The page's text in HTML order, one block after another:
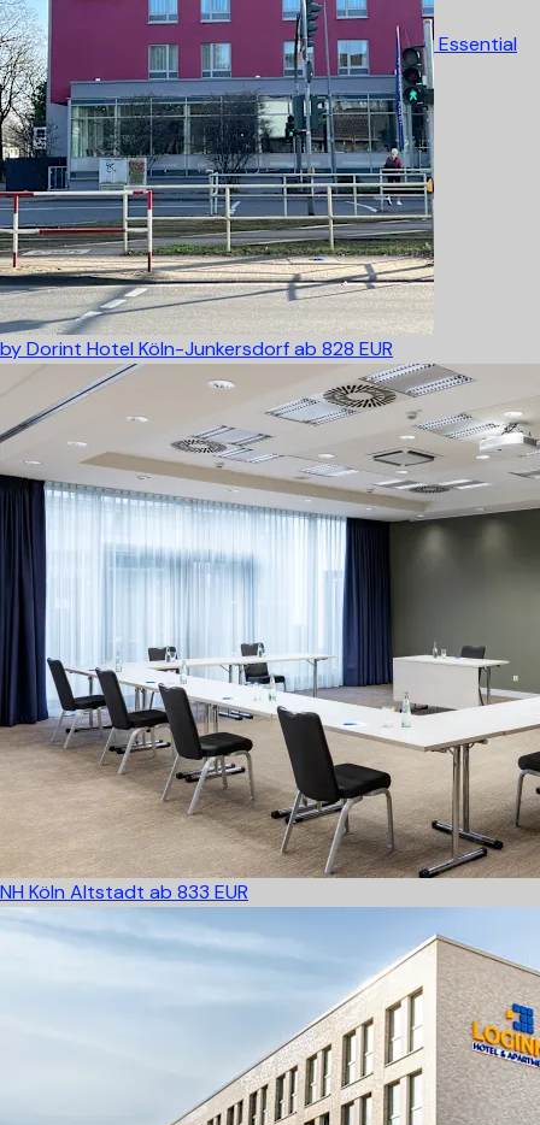
Essential
by Dorint Hotel Köln-Junkersdorfab 828 EUR
NH Köln Altstadt ab 833 EUR